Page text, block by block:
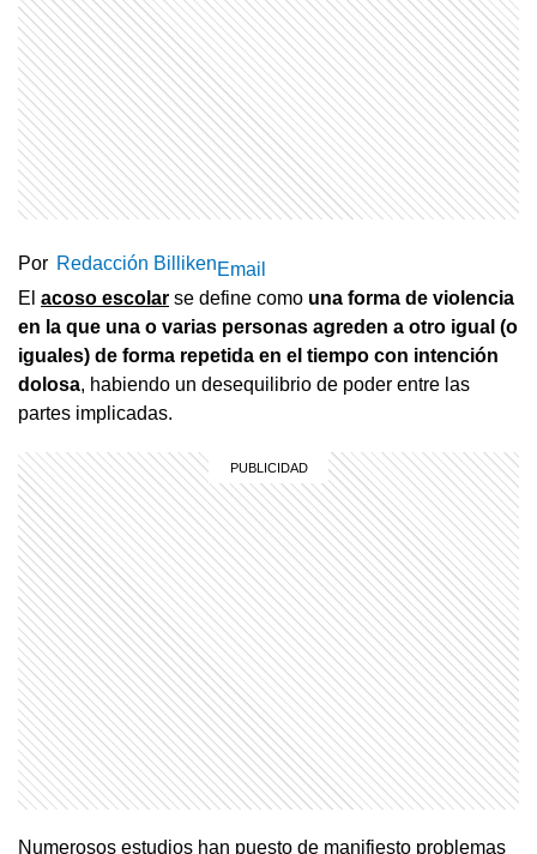
Por Redacción BillikenEmail
El acoso escolar se define como una forma de violencia
en la que una o varias personas agreden a otro igual (o
iguales) de forma repetida en el tiempo con intención
dolosa, habiendo un desequilibrio de poder entre las
partes implicadas.
Numerosos estudios han puesto de manifiesto problemas